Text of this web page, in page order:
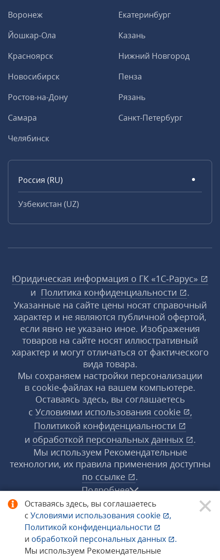
Оставаясь здесь, вы соглашаетесь
с Условиями использования cookie
,
Политикой конфиденциальности
и обработкой персональных данных
.
Мы используем Рекомендательные
Воронеж
Екатеринбург
Йошкар-Ола
Казань
Красноярск
Нижний Новгород
Новосибирск
Пенза
Ростов-на-Дону
Рязань
Самара
Санкт-Петербург
Челябинск
Россия (RU)
Узбекистан (UZ)
Юридическая информация о ГК «1С‑Рарус»
и Политика конфиденциальности
.
Указанные на сайте цены носят справочный
характер и не являются публичной офертой,
если явно не указано иное. Изображения
товаров на сайте носят иллюстративный
характер и могут отличаться от фактического
вида товара.
Мы сохраняем настройки персонализации
в cookie‑файлах на вашем компьютере.
Оставаясь здесь, вы соглашаетесь
с Условиями использования cookie
,
Политикой конфиденциальности
и обработкой персональных данных
.
Мы используем Рекомендательные
технологии, их правила применения доступны
по ссылке
.
Подробнее
© 1998−2026 «1С‑Рарус» ®. Все права
защищены.